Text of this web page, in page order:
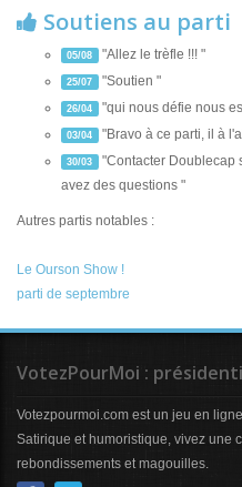
Soutiens au parti
05/08 "Allez le trèfle !!! "
25/07 "Soutien "
26/04 "qui nous défie nous
03/04 "Bravo à ce parti, il à
30/03 "Contacter Doublecap
avez des questions "
Autres partis notables :
Le Ourson Show !
parti de septembre
VotezPourMoi :
Votezpourmoi.com est un jeu en
Satirique et humoristique, vivez une
rebondissements et magouilles.